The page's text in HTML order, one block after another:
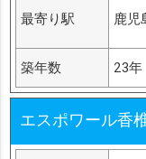
最寄り駅 鹿児
築年数 23年
エスポワール香